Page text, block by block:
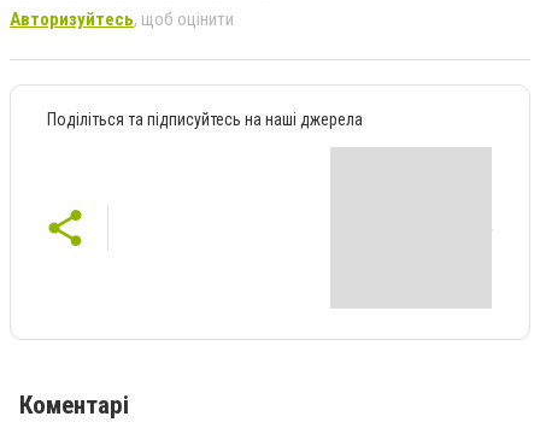
Авторизуйтесь, щоб оцінити
Поділіться та підписуйтесь на наші джерела
Коментарі